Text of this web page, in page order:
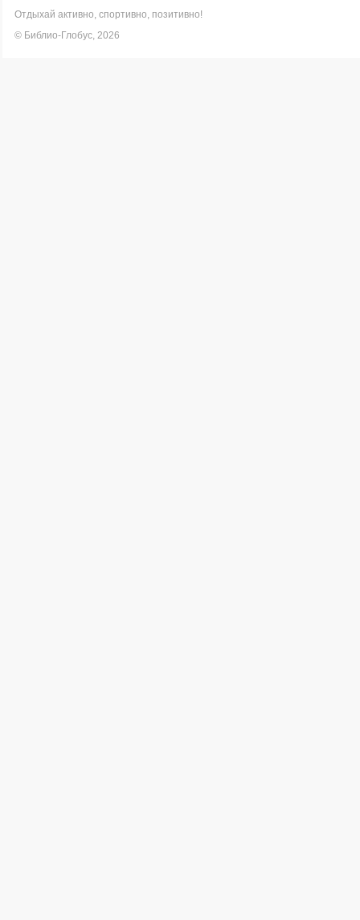
Отдыхай активно, спортивно, позитивно!
© Библио-Глобус, 2026